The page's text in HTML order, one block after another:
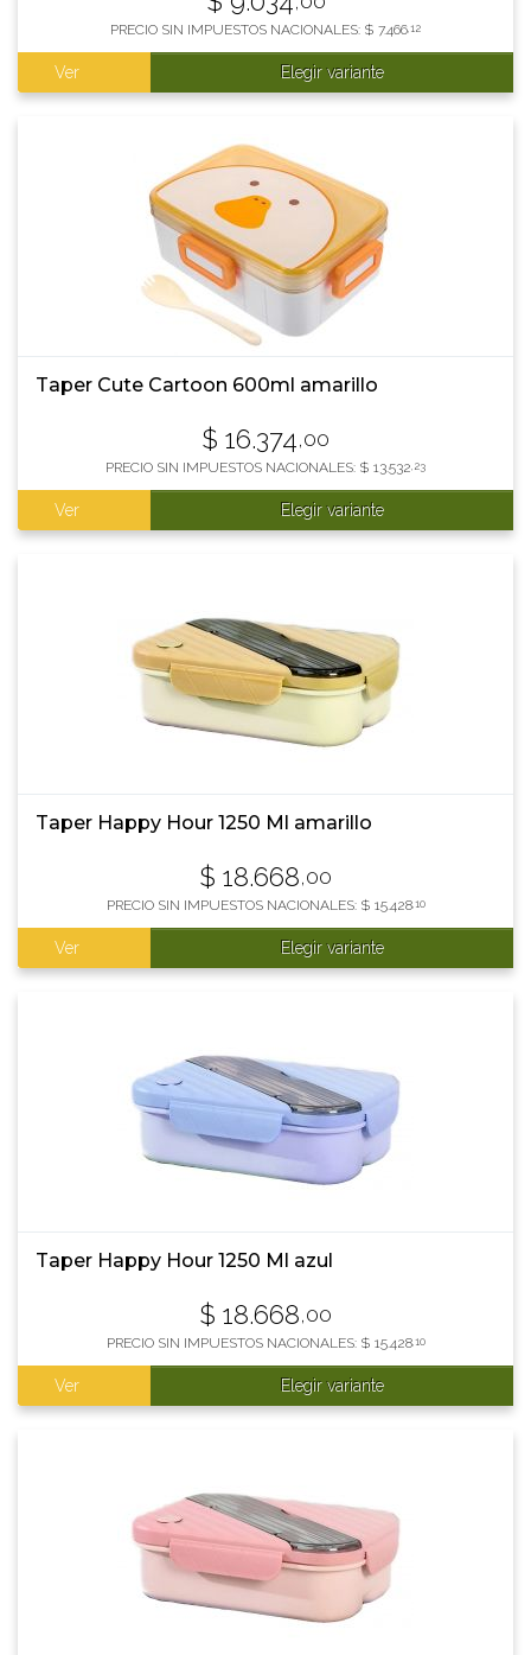
PRECIO SIN IMPUESTOS NACIONALES: $ 7.466,12
Ver Elegir variante
Taper Cute Cartoon 600ml amarillo
$ 16.374,00
PRECIO SIN IMPUESTOS NACIONALES: $ 13.532 ,23
Ver Elegir variante
Taper Happy Hour 1250 Ml amarillo
$ 18.668,00
PRECIO SIN IMPUESTOS NACIONALES: $ 15.428,10
Ver Elegir variante
Taper Happy Hour 1250 Ml azul
$ 18.668,00
PRECIO SIN IMPUESTOS NACIONALES: $ 15.428,10
Ver Elegir variante